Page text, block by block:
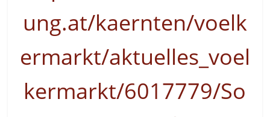
ung.at/kaernten/voelk
ermarkt/aktuelles_voel
kermarkt/6017779/So